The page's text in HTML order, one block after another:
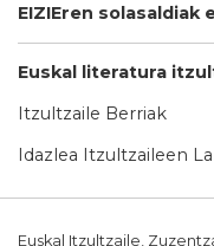
EIZIEren solasaldiak
Euskal literatura
Itzultzaile Berriak
Idazlea Itzultzaileen
Euskal Itzultzaile,